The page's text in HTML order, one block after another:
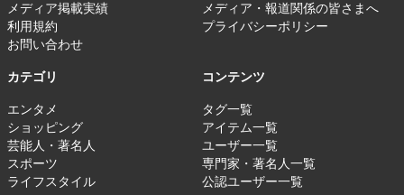
メディア掲載実績
メディア・報道関係の皆さまへ
利用規約
プライバシーポリシー
お問い合わせ
カテゴリ
エンタメ
ショッピング
芸能人・著名人
スポーツ
ライフスタイル
コンテンツ
タグ一覧
アイテム一覧
ユーザー一覧
専門家・著名人一覧
公認ユーザー一覧